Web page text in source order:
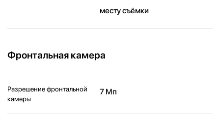
месту съёмки
Фронтальная камера
Разрешение фронтальной
камеры
7 Мп